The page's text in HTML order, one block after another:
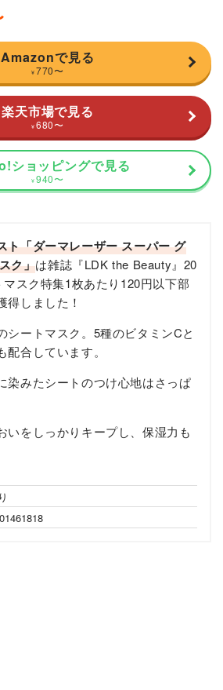
Amazonで見る
¥ 770〜
楽天市場で見る
¥ 680〜
ショッピングで見る
¥ 940〜
ト「ダーマレーザー スーパー グ
ク」は雑誌『LDK the Beauty』20
スク特集1枚あたり120円以下部
得しました！
シートマスク。5種のビタミンCと
合しています。
染みたシートのつけ心地はさっぱ
いをしっかりキープし、保湿力も